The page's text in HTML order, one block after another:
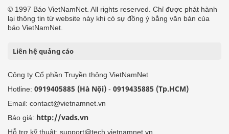
© 1997 Báo VietNamNet. All rights reserved. Chỉ được phát hành
lại thông tin từ website này khi có sự đồng ý bằng văn bản của
báo VietNamNet.
Liên hệ quảng cáo
Công ty Cổ phần Truyền thông VietNamNet
Hotline: 0919405885 (Hà Nội) - 0919435885 (Tp.HCM)
Email: contact@vietnamnet.vn
Báo giá: http://vads.vn
Hỗ trợ kỹ thuật: support@tech.vietnamnet.vn